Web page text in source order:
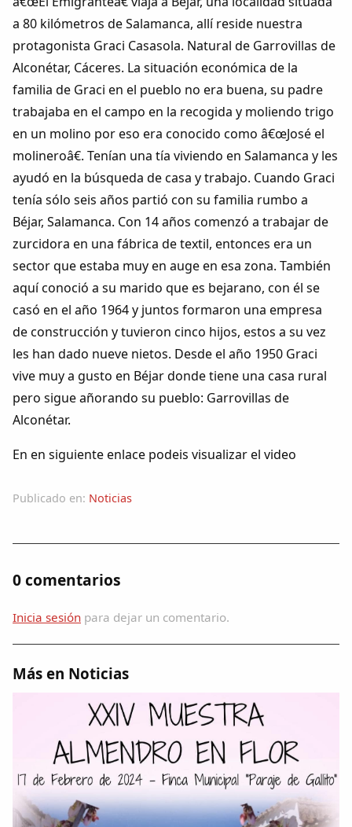
Colaboradores
AlkoTV
Biblioteca
Periódico Alconétar
Foros
Idiosincrasia
Diccionario
Traductor
Dichos
Cancionero Local
Apodos
Peñas
Modo oscuro
a 80 kilómetros de Salamanca, allí reside nuestra
protagonista Graci Casasola. Natural de Garrovillas de
Alconétar, Cáceres. La situación económica de la
familia de Graci en el pueblo no era buena, su padre
trabajaba en el campo en la recogida y moliendo trigo
en un molino por eso era conocido como â€œJosé el
molineroâ€. Tenían una tía viviendo en Salamanca y les
ayudó en la búsqueda de casa y trabajo. Cuando Graci
tenía sólo seis años partió con su familia rumbo a
Béjar, Salamanca. Con 14 años comenzó a trabajar de
zurcidora en una fábrica de textil, entonces era un
sector que estaba muy en auge en esa zona. También
aquí conoció a su marido que es bejarano, con él se
casó en el año 1964 y juntos formaron una empresa
de construcción y tuvieron cinco hijos, estos a su vez
les han dado nueve nietos. Desde el año 1950 Graci
vive muy a gusto en Béjar donde tiene una casa rural
pero sigue añorando su pueblo: Garrovillas de
Alconétar.
En en siguiente enlace podeis visualizar el video
Publicado en: Noticias
0 comentarios
Inicia sesión para dejar un comentario.
Más en Noticias